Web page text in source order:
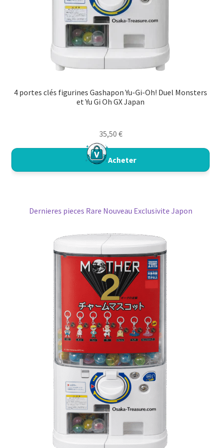
4 portes clés figurines Gashapon Yu-Gi-Oh! Duel Monsters
et Yu Gi Oh GX Japan
35,50 €
Acheter
Dernieres pieces Rare Nouveau Exclusivite Japon